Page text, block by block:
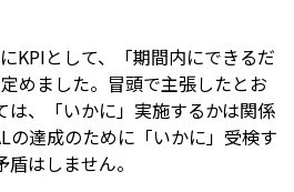
KPIとして、「期間内にできるだ
めました。冒頭で主張したとお
は、「いかに」実施するかは関係
の達成のために「いかに」受検す
はしません。